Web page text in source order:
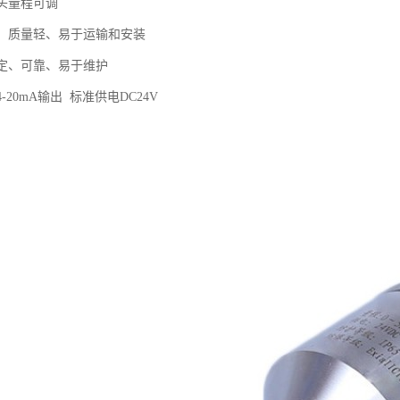
量程可调
质量轻、易于运输和安装
、可靠、易于维护
20mA输出 标准供电DC24V